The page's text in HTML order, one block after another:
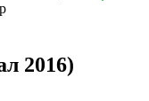
2016)